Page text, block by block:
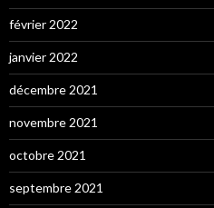
février 2022
janvier 2022
décembre 2021
novembre 2021
octobre 2021
septembre 2021